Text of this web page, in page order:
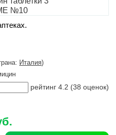
Италия)
рейтинг 4.2 (38 оценок)